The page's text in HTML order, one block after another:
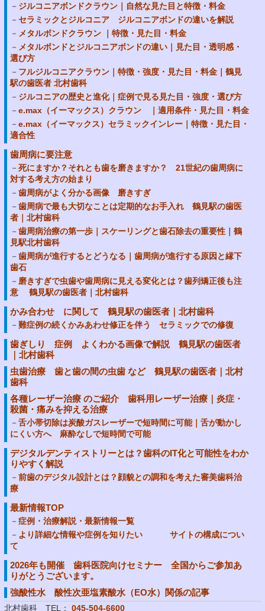
ジルコニアボンドクラウン｜自然な見た目と特徴・料金
セラミックとジルコニア ジルコニアボンドの違いを解説
メタルボンドクラウン ｜特徴・見た目・料金
メタルボンドとジルコニアボンドの違い｜見た目・透明感・
選び方
フルジルコニアクラウン｜特徴・強度・見た目・料金｜鶴見
駅の歯医者 北村歯科
ジルコニアの歴史と進化｜症例で見る見た目・強度・選び方
e.max（イーマックス）クラウン ｜適用条件・見た目・料金
e.max（イーマックス）セラミックインレー｜特徴・見た目・
適合性
歯周病に要注意
死にますか？それとも歯を磨きますか？ 21世紀の歯周病に
対する考え方の始まり
歯周病がよく分かる画像 磨きすぎ
歯周病で最も大切なことは定期的なお手入れ 鶴見駅の歯医
者｜北村歯科
歯周病治療の第一歩｜スケーリングと歯石除去の重要性｜鶴
見駅北村歯科
歯周病が進行するとどうなる｜歯周病が進行する原因と縁下
歯石
磨きすぎで虫歯や歯周病に見える変化とは？歯列矯正後も注
意 鶴見駅の歯医者｜北村歯科
かみ合わせ に関して 鶴見駅の歯医者｜北村歯科
難症例の続くかみあわせ修正を伴う セラミックでの修復
歯ぎしり 症例 よくわかる画像で解説 鶴見駅の歯医者
｜北村歯科
虫歯治療 歯と歯の間の虫歯 など 鶴見駅の歯医者｜北村
歯科
各種レーザー治療 のご紹介 歯科用レーザー治療｜炎症・
殺菌・痛みを抑える治療
舌小帯切除は炭酸ガスレーザーで短時間に可能｜舌が動かし
にくい方へ 麻酔なしで短時間で可能
デジタルデンティストリーとは？歯科のIT化と可能性をわか
りやすく解説
前歯のデジタル設計とは？顔貌との調和を考えた審美歯科治
療
最新情報TOP
症例・治療解説・最新情報一覧
より詳細な情報や症例を知りたい サイトの構成につい
て
2026年も開催 歯科医院向けセミナー 全国からご参加あ
りがとうございます。
強酸性水 酸性次亜塩素酸水（EO水）関係の記事
北村歯科 TEL： 045-504-6600